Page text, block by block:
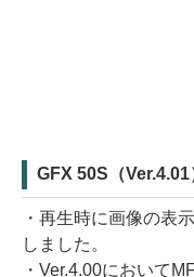
GFX 50S（Ver.4.01
・再生時に画像の表
しました。
・Ver.4.00において